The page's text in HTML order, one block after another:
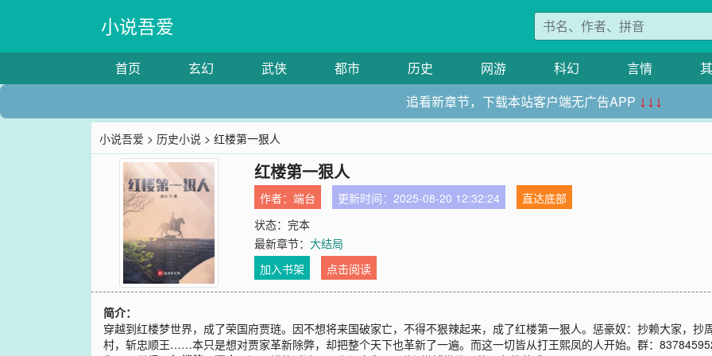
小说吾爱
首页 玄幻 武侠 都市 历史 网游 科幻 言情
追看新章节，下载本站客户端无广告APP ↓↓↓
小说吾爱 > 历史小说 > 红楼第一狠人
红楼第一狠人
作者：端台 更新时间：2025-08-20 12:32:24
直达底部
状态：完本
最新章节：大结局
加入书架
点击阅读
简介：
穿越到红楼梦世界，成了荣国府贾琏。因不想将来国破家亡，不得不狠辣起来，成了红楼第一狠人。惩豪奴：抄赖大家，
村，斩忠顺王……本只是想对贾家革新除弊，却把整个天下也革新了一遍。而这一切皆从打王熙凤的人开始。群：